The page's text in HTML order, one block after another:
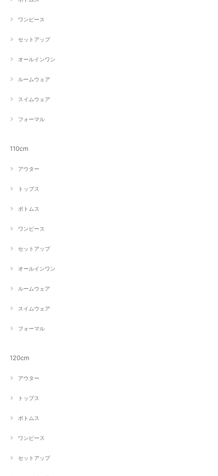
ワンピース
セットアップ
オールインワン
ルームウェア
スイムウェア
フォーマル
110cm
アウター
トップス
ボトムス
ワンピース
セットアップ
オールインワン
ルームウェア
スイムウェア
フォーマル
120cm
アウター
トップス
ボトムス
ワンピース
セットアップ